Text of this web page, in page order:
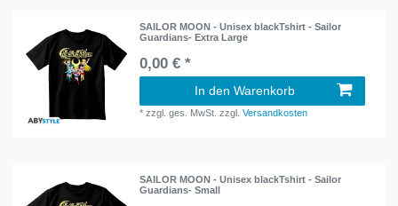
SAILOR MOON - Unisex blackTshirt - Sailor
Guardians- Extra Large
0,00 € *
In den Warenkorb
*zzgl. ges. MwSt. zzgl.Versandkosten
SAILOR MOON - Unisex blackTshirt - Sailor
Guardians- Small